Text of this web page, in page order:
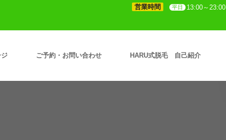
営業時間 平日 13:00～23:00
ご予約・お問い合わせ HARU式脱毛 自己紹介